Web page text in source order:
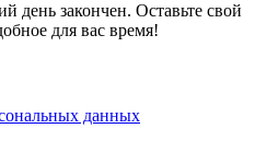
день закончен. Оставьте свой
для вас время!
данных